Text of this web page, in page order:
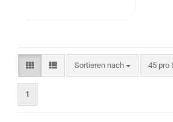
Sortieren nach
Sortieren nach 45 pro
pro
1